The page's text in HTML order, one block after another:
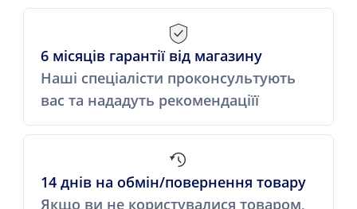
6 місяців гарантії від магазину
Наші спеціалісти проконсультують
вас та нададуть рекомендаціїї
14 днів на обмін/повернення товару
Якщо ви не користувалися товаром,